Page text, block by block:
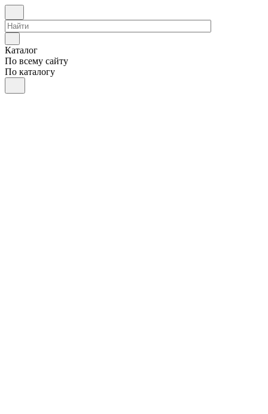
Каталог
По всему сайту
По каталогу